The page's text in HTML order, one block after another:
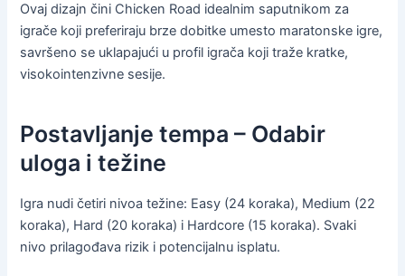
Ovaj dizajn čini Chicken Road idealnim saputnikom za
igrače koji preferiraju brze dobitke umesto maratonske igre,
savršeno se uklapajući u profil igrača koji traže kratke,
visokointenzivne sesije.
Postavljanje tempa – Odabir
uloga i težine
Igra nudi četiri nivoa težine: Easy (24 koraka), Medium (22
koraka), Hard (20 koraka) i Hardcore (15 koraka). Svaki
nivo prilagođava rizik i potencijalnu isplatu.